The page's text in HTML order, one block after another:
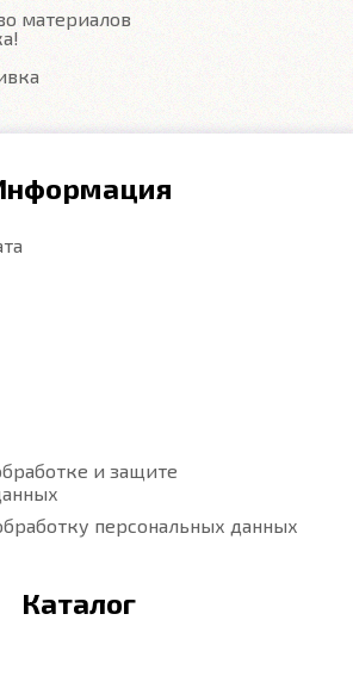
материалов
и защите
персональных данных
Каталог